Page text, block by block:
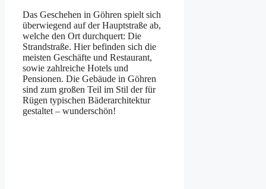
Das Geschehen in Göhren spielt sich
überwiegend auf der Hauptstraße ab,
welche den Ort durchquert: Die
Strandstraße. Hier befinden sich die
meisten Geschäfte und Restaurant,
sowie zahlreiche Hotels und
Pensionen. Die Gebäude in Göhren
sind zum großen Teil im Stil der für
Rügen typischen Bäderarchitektur
gestaltet – wunderschön!